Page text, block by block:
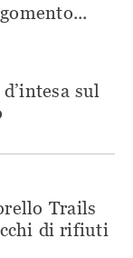
sul
Trails
di rifiuti